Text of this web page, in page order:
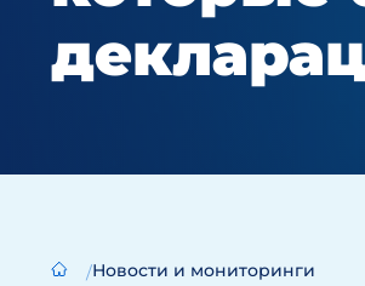
Новости и мониторинги